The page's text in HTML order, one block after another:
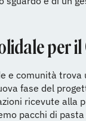
per
e comunità trova
fase del
ricevute alla
pacchi di